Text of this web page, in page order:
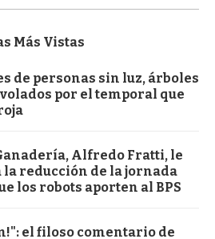
Más Vistas
de personas sin luz, árboles
por el temporal que
Alfredo Fratti, le
la reducción de la jornada
los robots aporten al BPS
el filoso comentario de